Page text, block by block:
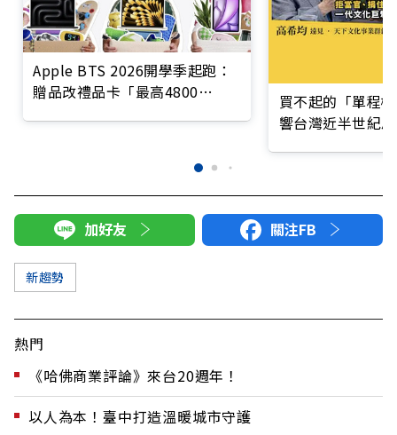
Apple BTS 2026開學季起跑：
贈品改禮品卡「最高4800
買不起的「單程
響台灣近半世紀
加好友 關注FB
新趨勢
熱門
《哈佛商業評論》來台20週年！
以人為本！臺中打造溫暖城市守護